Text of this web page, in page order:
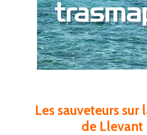
Les sauveteurs sur
de Llevant